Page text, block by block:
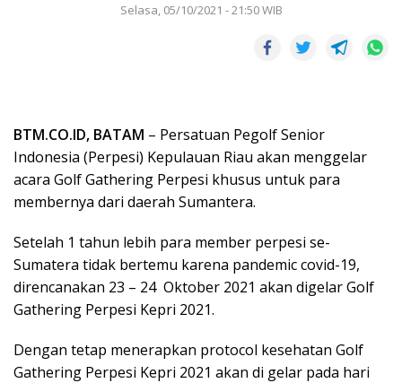
Selasa, 05/10/2021 - 21:50 WIB
BTM.CO.ID, BATAM – Persatuan Pegolf Senior
Indonesia (Perpesi) Kepulauan Riau akan menggelar
acara Golf Gathering Perpesi khusus untuk para
membernya dari daerah Sumantera.
Setelah 1 tahun lebih para member perpesi se-
Sumatera tidak bertemu karena pandemic covid-19,
direncanakan 23 – 24 Oktober 2021 akan digelar Golf
Gathering Perpesi Kepri 2021.
Dengan tetap menerapkan protocol kesehatan Golf
Gathering Perpesi Kepri 2021 akan di gelar pada hari